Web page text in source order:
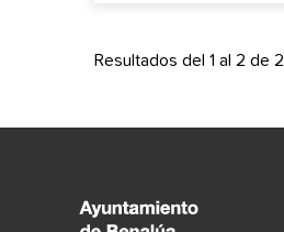
Resultados del 1 al 2 de 2